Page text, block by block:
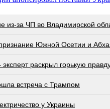
из-за ЧП во Владимирской
Южной Осетии и
рacкрыл гoрькую
встреча с Трампом
у Украины